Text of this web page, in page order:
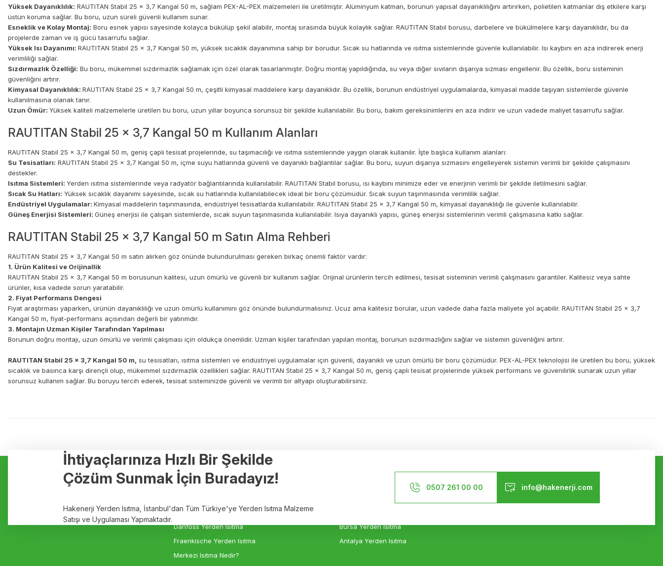
Yüksek Dayanıklılık: RAUTITAN Stabil 25 x 3,7 Kangal 50 m, sağlam PEX-AL-PEX malzemeleri ile üretilmiştir. Alüminyum katman, borunun yapısal dayanıklılığını artırırken, polietilen katmanlar dış etkilere karşı
üstün koruma sağlar. Bu boru, uzun süreli güvenli kullanım sunar.
Esneklik ve Kolay Montaj: Boru esnek yapısı sayesinde kolayca bükülüp şekil alabilir, montaj sırasında büyük kolaylık sağlar. RAUTITAN Stabil borusu, darbelere ve bükülmelere karşı dayanıklıdır, bu da
projelerde zaman ve iş gücü tasarrufu sağlar.
Yüksek Isı Dayanımı: RAUTITAN Stabil 25 x 3,7 Kangal 50 m, yüksek sıcaklık dayanımına sahip bir borudur. Sıcak su hatlarında ve ısıtma sistemlerinde güvenle kullanılabilir. Isı kaybını en aza indirerek enerji
verimliliği sağlar.
Sızdırmazlık Özelliği: Bu boru, mükemmel sızdırmazlık sağlamak için özel olarak tasarlanmıştır. Doğru montaj yapıldığında, su veya diğer sıvıların dışarıya sızması engellenir. Bu özellik, boru sisteminin
güvenliğini artırır.
Kimyasal Dayanıklılık: RAUTITAN Stabil 25 x 3,7 Kangal 50 m, çeşitli kimyasal maddelere karşı dayanıklıdır. Bu özellik, borunun endüstriyel uygulamalarda, kimyasal madde taşıyan sistemlerde güvenle
kullanılmasına olanak tanır.
Uzun Ömür: Yüksek kaliteli malzemelerle üretilen bu boru, uzun yıllar boyunca sorunsuz bir şekilde kullanılabilir. Bu boru, bakım gereksinimlerini en aza indirir ve uzun vadede maliyet tasarrufu sağlar.
RAUTITAN Stabil 25 x 3,7 Kangal 50 m Kullanım Alanları
RAUTITAN Stabil 25 x 3,7 Kangal 50 m, geniş çaplı tesisat projelerinde, su taşımacılığı ve ısıtma sistemlerinde yaygın olarak kullanılır. İşte başlıca kullanım alanları:
Su Tesisatları: RAUTITAN Stabil 25 x 3,7 Kangal 50 m, içme suyu hatlarında güvenli ve dayanıklı bağlantılar sağlar. Bu boru, suyun dışarıya sızmasını engelleyerek sistemin verimli bir şekilde çalışmasını
destekler.
Isıtma Sistemleri: Yerden ısıtma sistemlerinde veya radyatör bağlantılarında kullanılabilir. RAUTITAN Stabil borusu, ısı kaybını minimize eder ve enerjinin verimli bir şekilde iletilmesini sağlar.
Sıcak Su Hatları: Yüksek sıcaklık dayanımı sayesinde, sıcak su hatlarında kullanılabilecek ideal bir boru çözümüdür. Sıcak suyun taşınmasında verimlilik sağlar.
Endüstriyel Uygulamalar: Kimyasal maddelerin taşınmasında, endüstriyel tesisatlarda kullanılabilir. RAUTITAN Stabil 25 x 3,7 Kangal 50 m, kimyasal dayanıklılığı ile güvenle kullanılabilir.
Güneş Enerjisi Sistemleri: Güneş enerjisi ile çalışan sistemlerde, sıcak suyun taşınmasında kullanılabilir. Isıya dayanıklı yapısı, güneş enerjisi sistemlerinin verimli çalışmasına katkı sağlar.
RAUTITAN Stabil 25 x 3,7 Kangal 50 m Satın Alma Rehberi
RAUTITAN Stabil 25 x 3,7 Kangal 50 m satın alırken göz önünde bulundurulması gereken birkaç önemli faktör vardır:
1. Ürün Kalitesi ve Orijinallik
RAUTITAN Stabil 25 x 3,7 Kangal 50 m borusunun kalitesi, uzun ömürlü ve güvenli bir kullanım sağlar. Orijinal ürünlerin tercih edilmesi, tesisat sisteminin verimli çalışmasını garantiler. Kalitesiz veya sahte
ürünler, kısa vadede sorun yaratabilir.
2. Fiyat Performans Dengesi
Fiyat araştırması yaparken, ürünün dayanıklılığı ve uzun ömürlü kullanımını göz önünde bulundurmalısınız. Ucuz ama kalitesiz borular, uzun vadede daha fazla maliyete yol açabilir. RAUTITAN Stabil 25 x 3,7
Kangal 50 m, fiyat-performans açısından değerli bir yatırımdır.
3. Montajın Uzman Kişiler Tarafından Yapılması
Borunun doğru montajı, uzun ömürlü ve verimli çalışması için oldukça önemlidir. Uzman kişiler tarafından yapılan montaj, borunun sızdırmazlığını sağlar ve sistemin güvenliğini artırır.
RAUTITAN Stabil 25 x 3,7 Kangal 50 m, su tesisatları, ısıtma sistemleri ve endüstriyel uygulamalar için güvenli, dayanıklı ve uzun ömürlü bir boru çözümüdür. PEX-AL-PEX teknolojisi ile üretilen bu boru, yüksek
sıcaklık ve basınca karşı dirençli olup, mükemmel sızdırmazlık özellikleri sağlar. RAUTITAN Stabil 25 x 3,7 Kangal 50 m, geniş çaplı tesisat projelerinde yüksek performans ve güvenilirlik sunarak uzun yıllar
sorunsuz kullanım sağlar. Bu boruyu tercih ederek, tesisat sisteminizde güvenli ve verimli bir altyapı oluşturabilirsiniz.
Ürün açıklamasında eksik bilgiler bulunuyor.
Ürün bilgilerinde hatalar bulunuyor.
Bu ürüne benzer farklı alternatifler olmalı.
İhtiyaçlarınıza Hızlı Bir Şekilde
Çözüm Sunmak İçin Buradayız!
Hakenerji Yerden Isıtma, İstanbul'dan Tüm Türkiye'ye Yerden Isıtma Malzeme
Satışı ve Uygulaması Yapmaktadır.
0507 261 00 00 info@hakenerji.com
Hizmetler
Yerden Isıtma
Rehau Yerden Isıtma
Danfoss Yerden Isıtma
Fraenkische Yerden Isıtma
Merkezi Isıtma Nedir?
Bursa Yerden Isıtma
Antalya Yerden Isıtma